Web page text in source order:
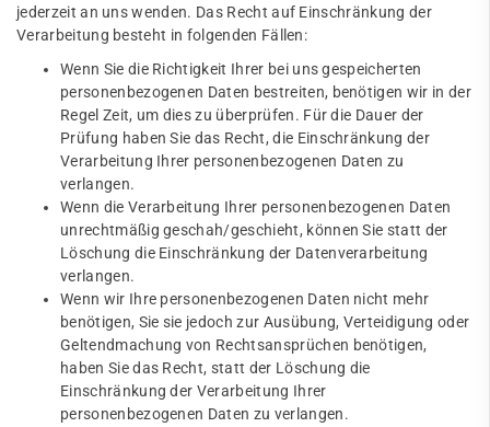
jederzeit an uns wenden. Das Recht auf Einschränkung der
Verarbeitung besteht in folgenden Fällen:
Wenn Sie die Richtigkeit Ihrer bei uns gespeicherten
personenbezogenen Daten bestreiten, benötigen wir in der
Regel Zeit, um dies zu überprüfen. Für die Dauer der
Prüfung haben Sie das Recht, die Einschränkung der
Verarbeitung Ihrer personenbezogenen Daten zu
verlangen.
Wenn die Verarbeitung Ihrer personenbezogenen Daten
unrechtmäßig geschah/geschieht, können Sie statt der
Löschung die Einschränkung der Datenverarbeitung
verlangen.
Wenn wir Ihre personenbezogenen Daten nicht mehr
benötigen, Sie sie jedoch zur Ausübung, Verteidigung oder
Geltendmachung von Rechtsansprüchen benötigen,
haben Sie das Recht, statt der Löschung die
Einschränkung der Verarbeitung Ihrer
personenbezogenen Daten zu verlangen.